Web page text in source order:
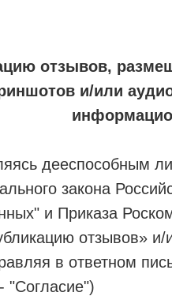
отзывов,
и/или
дееспособным
закона
и Приказа
отзывов»
в ответном
"Согласие")